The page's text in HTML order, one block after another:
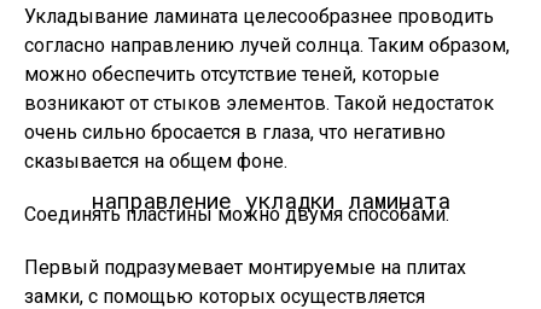
Укладывание ламината целесообразнее проводить
согласно направлению лучей солнца. Таким образом,
можно обеспечить отсутствие теней, которые
возникают от стыков элементов. Такой недостаток
очень сильно бросается в глаза, что негативно
сказывается на общем фоне.
направление укладки ламината
Соединять пластины можно двумя способами.
Первый подразумевает монтируемые на плитах
замки, с помощью которых осуществляется